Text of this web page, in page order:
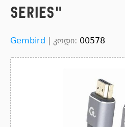
series"
Gembird | კოდი: 00578